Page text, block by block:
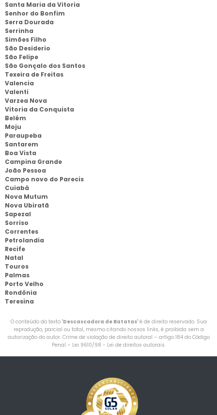
Santa Maria da Vitoria
Senhor do Bonfim
Serra Dourada
Serrinha
Simões Filho
São Desiderio
São Felipe
São Gonçalo dos Santos
Texeira de Freitas
Valencia
Valenti
Varzea Nova
Vitoria da Conquista
Belém
Moju
Paraupeba
Santarem
Boa Vista
Campina Grande
João Pessoa
Campo novo do Parecis
Cuiabá
Nova Mutum
Nova Ubiratã
Sapezal
Sorriso
Correntes
Petrolandia
Recife
Natal
Touros
Palmas
Porto Velho
Rondônia
Teresina
O conteúdo do texto "Descascadora de Batatas" é de direito reservado. Sua
reprodução, parcial ou total, mesmo citando nossos links, é proibida sem a
autorização do autor. Crime de violação de direito autoral – artigo 184 do Código
Penal – Lei 9610/98 - Lei de direitos autorais.